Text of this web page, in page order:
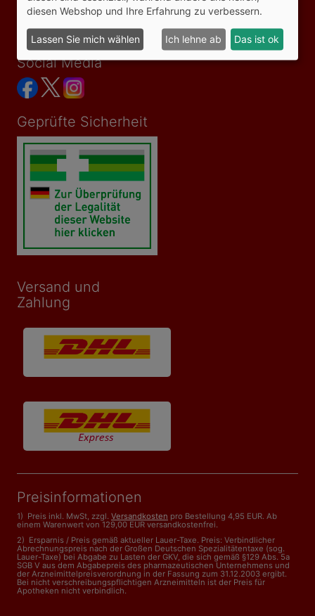
Bezahlmöglichkeiten
Social Media
Geprüfte Sicherheit
Versand und
Zahlung
Preisinformationen
1) Preis inkl. MwSt, zzgl. Versandkosten pro Bestellung 4,95 EUR. Ab
einem Warenwert von 129,00 EUR versandkostenfrei.
2) Ersparnis / Preis gemäß aktueller Lauer-Taxe. Preis: Verbindlicher
Abrechnungspreis nach der Großen Deutschen Spezialitätentaxe (sog.
Lauer-Taxe) bei Abgabe zu Lasten der GKV, die sich gemäß §129 Abs. 5a
SGB V aus dem Abgabepreis des pharmazeutischen Unternehmens und
der Arzneimittelpreisverordnung in der Fassung zum 31.12.2003 ergibt.
Bei nicht verschreibungspflichtigen Arzneimitteln ist der Preis für
Apotheken nicht verbindlich.
diesen Webshop und Ihre Erfahrung zu verbessern.
Lassen Sie mich wählen Ich lehne ab Das ist ok